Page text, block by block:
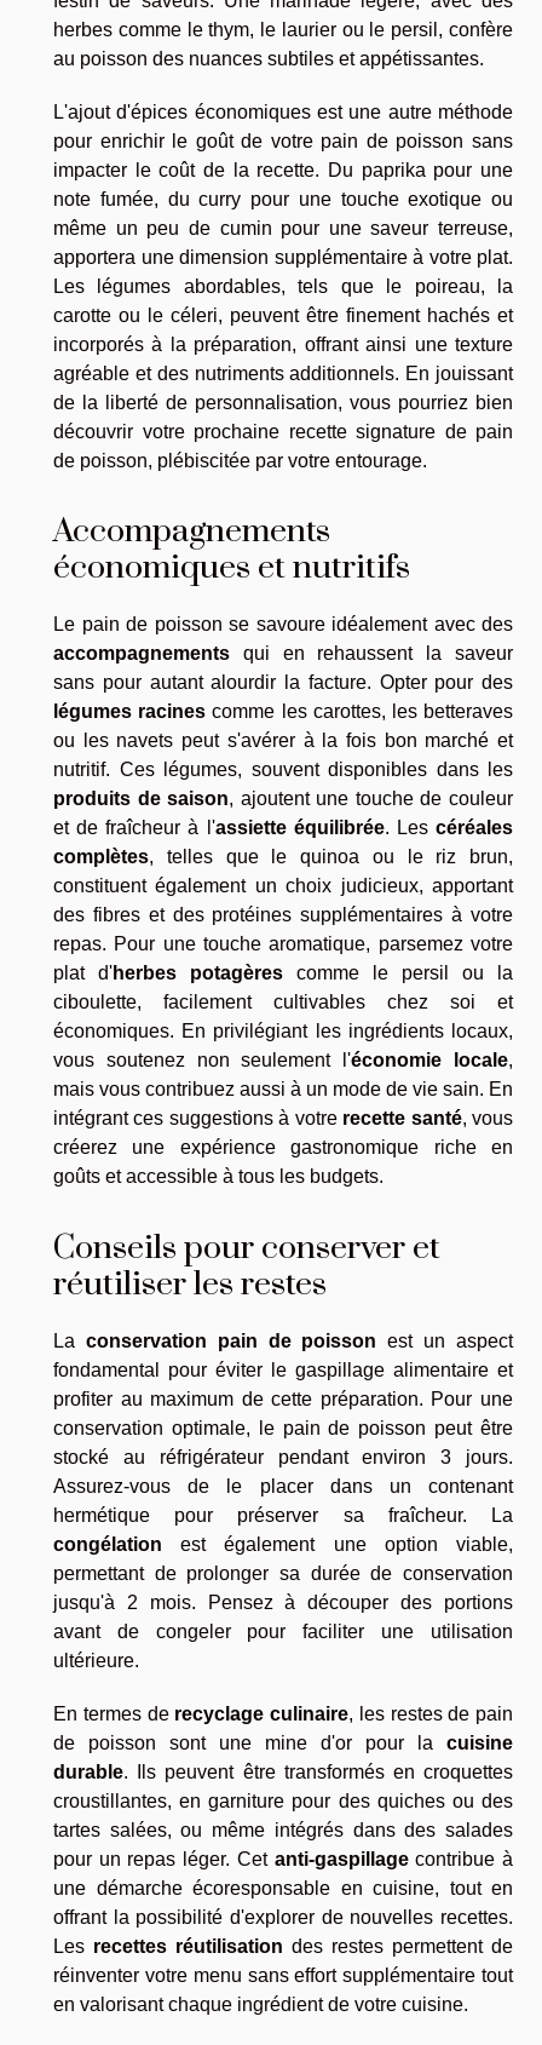
herbes comme le thym, le laurier ou le persil, confère
au poisson des nuances subtiles et appétissantes.
L'ajout d'épices économiques est une autre méthode
pour enrichir le goût de votre pain de poisson sans
impacter le coût de la recette. Du paprika pour une
note fumée, du curry pour une touche exotique ou
même un peu de cumin pour une saveur terreuse,
apportera une dimension supplémentaire à votre plat.
Les légumes abordables, tels que le poireau, la
carotte ou le céleri, peuvent être finement hachés et
incorporés à la préparation, offrant ainsi une texture
agréable et des nutriments additionnels. En jouissant
de la liberté de personnalisation, vous pourriez bien
découvrir votre prochaine recette signature de pain
de poisson, plébiscitée par votre entourage.
Accompagnements
économiques et nutritifs
Le pain de poisson se savoure idéalement avec des
accompagnements qui en rehaussent la saveur
sans pour autant alourdir la facture. Opter pour des
légumes racines comme les carottes, les betteraves
ou les navets peut s'avérer à la fois bon marché et
nutritif. Ces légumes, souvent disponibles dans les
produits de saison, ajoutent une touche de couleur
et de fraîcheur à l'assiette équilibrée. Lescéréales
complètes, telles que le quinoa ou le riz brun,
constituent également un choix judicieux, apportant
des fibres et des protéines supplémentaires à votre
repas. Pour une touche aromatique, parsemez votre
plat d'herbes potagères comme le persil ou la
ciboulette, facilement cultivables chez soi et
économiques. En privilégiant les ingrédients locaux,
vous soutenez non seulement l'économie locale,
mais vous contribuez aussi à un mode de vie sain. En
intégrant ces suggestions à votre recette santé, vous
créerez une expérience gastronomique riche en
goûts et accessible à tous les budgets.
Conseils pour conserver et
réutiliser les restes
La conservation pain de poisson est un aspect
fondamental pour éviter le gaspillage alimentaire et
profiter au maximum de cette préparation. Pour une
conservation optimale, le pain de poisson peut être
stocké au réfrigérateur pendant environ 3 jours.
Assurez-vous de le placer dans un contenant
hermétique pour préserver sa fraîcheur. La
congélation est également une option viable,
permettant de prolonger sa durée de conservation
jusqu'à 2 mois. Pensez à découper des portions
avant de congeler pour faciliter une utilisation
ultérieure.
En termes de recyclage culinaire, les restes de pain
de poisson sont une mine d'or pour la cuisine
durable. Ils peuvent être transformés en croquettes
croustillantes, en garniture pour des quiches ou des
tartes salées, ou même intégrés dans des salades
pour un repas léger. Cet anti-gaspillagecontribue à
une démarche écoresponsable en cuisine, tout en
offrant la possibilité d'explorer de nouvelles recettes.
Les recettes réutilisation des restes permettent de
réinventer votre menu sans effort supplémentaire tout
en valorisant chaque ingrédient de votre cuisine.